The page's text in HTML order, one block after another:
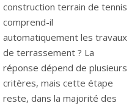
construction terrain de tennis
comprend-il
automatiquement les travaux
de terrassement ? La
réponse dépend de plusieurs
critères, mais cette étape
reste, dans la majorité des